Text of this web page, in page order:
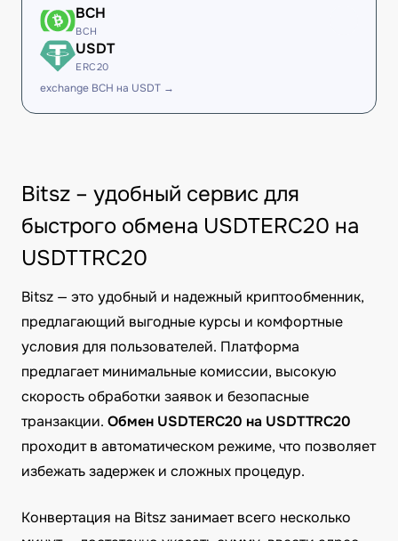
BCH
BCH
USDT
ERC20
exchange BCH на USDT →
Bitsz – удобный сервис для
быстрого обмена USDTERC20 на
USDTTRC20
Bitsz — это удобный и надежный криптообменник,
предлагающий выгодные курсы и комфортные
условия для пользователей. Платформа
предлагает минимальные комиссии, высокую
скорость обработки заявок и безопасные
транзакции. Обмен USDTERC20 на USDTTRC20
проходит в автоматическом режиме, что позволяет
избежать задержек и сложных процедур.
Конвертация на Bitsz занимает всего несколько